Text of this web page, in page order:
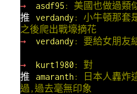
→
asdf95 : 美國也做過類
推
verdandy : 小牛頓那套
之後爬出戰壕摘花
→
verdandy : 要給女朋友
→
kurt1980 : 對
推
amaranth : 日本人轟炸
過,過去毫無印象